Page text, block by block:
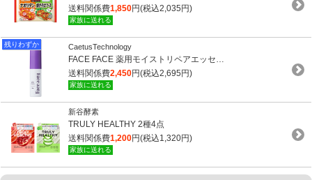
送料関係費1,850円(税込2,035円)
家族に送れる
残りわずか CaetusTechnology
FACE FACE 薬用モイストリペアエッセ…
送料関係費2,450円(税込2,695円)
家族に送れる
新谷酵素
TRULY HEALTHY 2種4点
送料関係費1,200円(税込1,320円)
家族に送れる